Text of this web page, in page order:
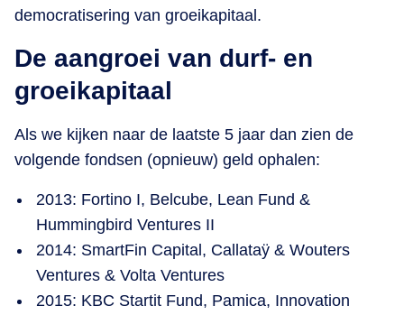
democratisering van groeikapitaal.
De aangroei van durf- en
groeikapitaal
Als we kijken naar de laatste 5 jaar dan zien de
volgende fondsen (opnieuw) geld ophalen:
2013: Fortino I, Belcube, Lean Fund &
Hummingbird Ventures II
2014: SmartFin Capital, Callataÿ & Wouters
Ventures & Volta Ventures
2015: KBC Startit Fund, Pamica, Innovation